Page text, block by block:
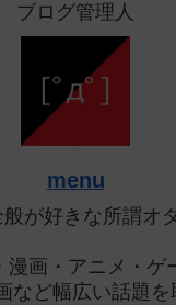
ブログ管理人
menu
が好きな所謂オ
漫画・アニメ・ゲ
など幅広い話題を